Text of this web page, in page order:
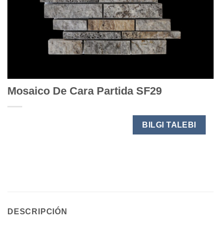
Mosaico De Cara Partida SF29
BILGI TALEBI
DESCRIPCIÓN